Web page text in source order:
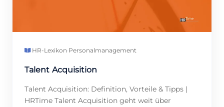
HR-Lexikon·Personalmanagement
Talent Acquisition
Talent Acquisition: Definition, Vorteile & Tipps |
HRTime Talent Acquisition geht weit über